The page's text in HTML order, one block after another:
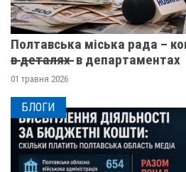
Полтавська міська рада –
в̶ ̶д̶е̶т̶а̶л̶я̶х̶ ̶ в департаментах
01 травня 2026
БЛОГИ